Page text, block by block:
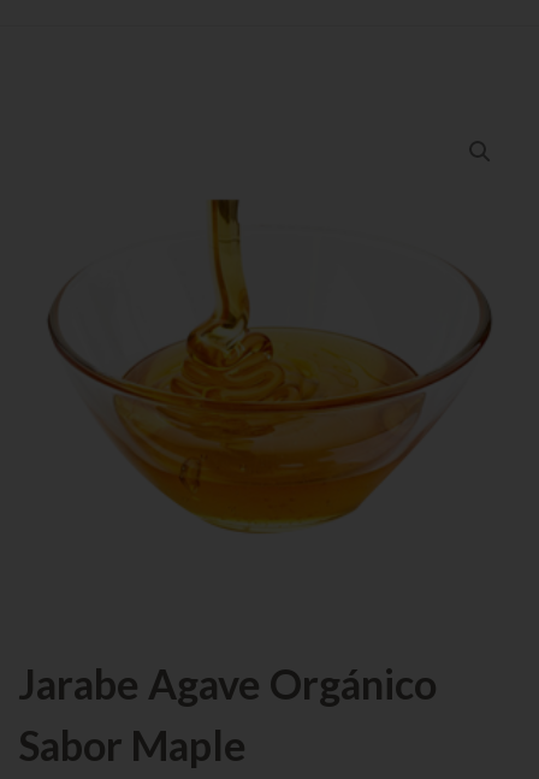
Jarabe Agave Orgánico
Sabor Maple